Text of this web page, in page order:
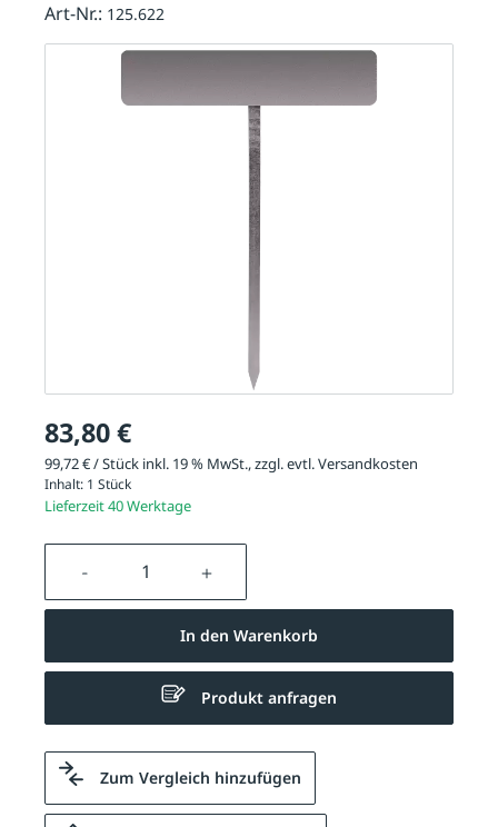
83,80 €
99,72 € / Stück inkl. 19 % MwSt., zzgl. evtl.Versandkosten
Inhalt: 1 Stück
Lieferzeit 40 Werktage
Produkt Anzahl: Gib den
In den Warenkorb
Produkt anfragen
Zum Vergleich hinzufügen
Art-Nr.: 125.622